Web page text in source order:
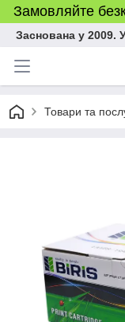
Замовляйте
Заснована у 2009.
Товари та